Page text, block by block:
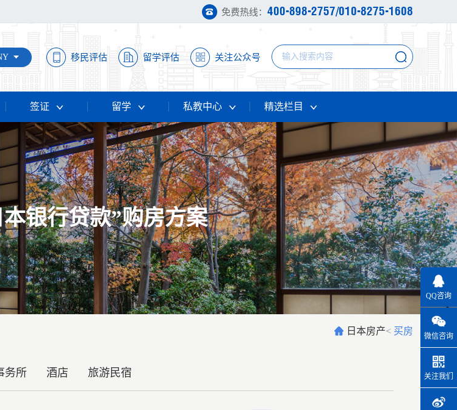
免费热线： 400-898-2757/010-8275-1608
移民评估 留学评估 关注公众号
签证 留学 私教中心 精选栏目
银行贷款”购房方案
日本房产< 买房
务所 酒店 旅游民宿
QQ咨询
微信咨询
关注我们